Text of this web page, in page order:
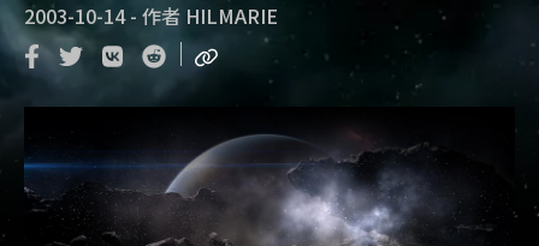
2003-10-14 - 作者 HILMARIE